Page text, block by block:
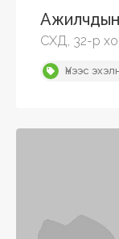
СХД, 32-р
Үнээс